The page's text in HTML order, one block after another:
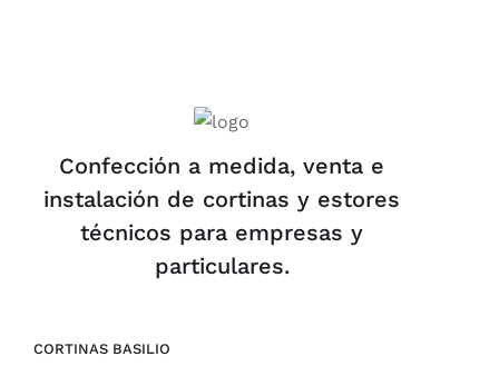
Confección a medida, venta e
instalación de cortinas y estores
técnicos para empresas y
particulares.
CORTINAS BASILIO